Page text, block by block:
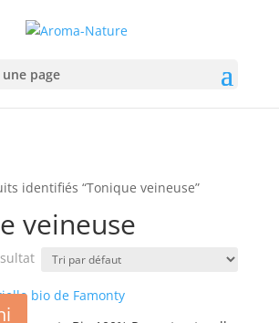
page
identifiés “Tonique veineuse”
veineuse